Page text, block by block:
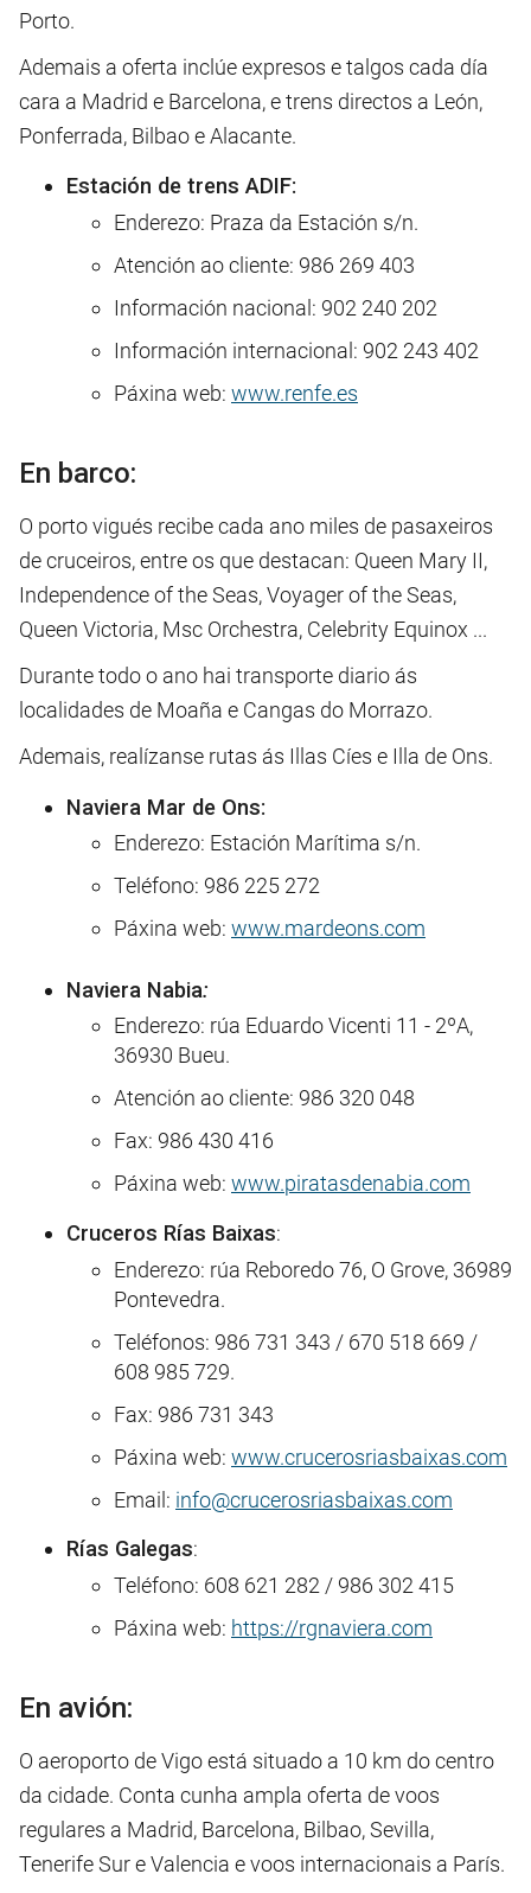
Porto.
Ademais a oferta inclúe expresos e talgos cada día
cara a Madrid e Barcelona, e trens directos a León,
Ponferrada, Bilbao e Alacante.
Estación de trens ADIF:
Enderezo: Praza da Estación s/n.
Atención ao cliente: 986 269 403
Información nacional: 902 240 202
Información internacional: 902 243 402
Páxina web: www.renfe.es
En barco:
O porto vigués recibe cada ano miles de pasaxeiros
de cruceiros, entre os que destacan: Queen Mary II,
Independence of the Seas, Voyager of the Seas,
Queen Victoria, Msc Orchestra, Celebrity Equinox ...
Durante todo o ano hai transporte diario ás
localidades de Moaña e Cangas do Morrazo.
Ademais, realízanse rutas ás Illas Cíes e Illa de Ons.
Naviera Mar de Ons:
Enderezo: Estación Marítima s/n.
Teléfono: 986 225 272
Páxina web: www.mardeons.com
Naviera Nabia:
Enderezo: rúa Eduardo Vicenti 11 - 2ºA,
36930 Bueu.
Atención ao cliente: 986 320 048
Fax: 986 430 416
Páxina web: www.piratasdenabia.com
Cruceros Rías Baixas:
Enderezo: rúa Reboredo 76, O Grove, 36989
Pontevedra.
Teléfonos: 986 731 343 / 670 518 669 /
608 985 729.
Fax: 986 731 343
Páxina web: www.crucerosriasbaixas.com
Email: info@crucerosriasbaixas.com
Rías Galegas:
Teléfono: 608 621 282 / 986 302 415
Páxina web: https://rgnaviera.com
En avión:
O aeroporto de Vigo está situado a 10 km do centro
da cidade. Conta cunha ampla oferta de voos
regulares a Madrid, Barcelona, Bilbao, Sevilla,
Tenerife Sur e Valencia e voos internacionais a París.